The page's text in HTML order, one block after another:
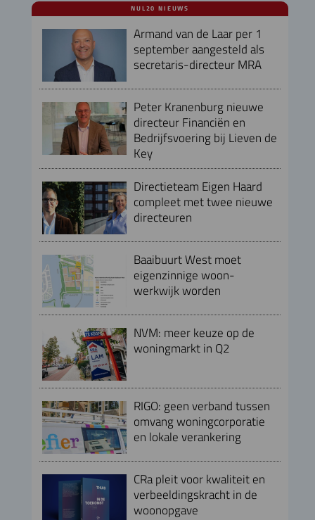
NUL20 NIEUWS
Armand van de Laar per 1
september aangesteld als
secretaris-directeur MRA
Peter Kranenburg nieuwe
directeur Financiën en
Bedrijfsvoering bij Lieven de
Key
Directieteam Eigen Haard
compleet met twee nieuwe
directeuren
Baaibuurt West moet
eigenzinnige woon-
werkwijk worden
NVM: meer keuze op de
woningmarkt in Q2
RIGO: geen verband tussen
omvang woningcorporatie
en lokale verankering
CRa pleit voor kwaliteit en
verbeeldingskracht in de
woonopgave